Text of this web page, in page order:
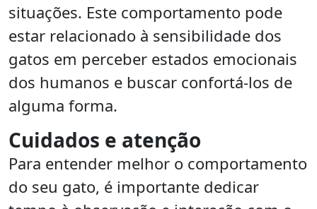
situações. Este comportamento pode
estar relacionado à sensibilidade dos
gatos em perceber estados emocionais
dos humanos e buscar confortá-los de
alguma forma.
Cuidados e atenção
Para entender melhor o comportamento
do seu gato, é importante dedicar